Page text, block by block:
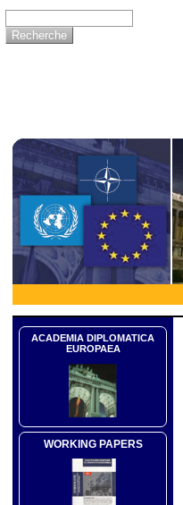
ACADEMIA DIPLOMATICA
EUROPAEA
WORKING PAPERS